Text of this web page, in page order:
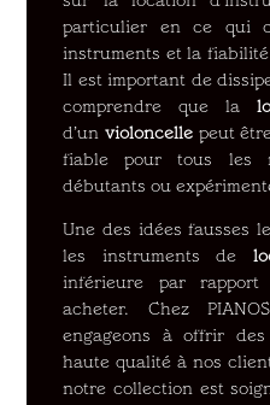
particulier en ce qui
instruments et la
Il est important de
comprendre que la
d’un violoncelle peut
fiable pour tous les
débutants ou
Une des idées fausses
les instruments de
inférieure par
acheter. Chez
engageons à offrir
haute qualité à nos
notre collection est